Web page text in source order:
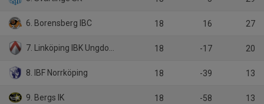
6. Borensberg IBC 18 16 27
7. Linköping IBK Ungdom U-lag 18 -17 20
8. IBF Norrköping 18 -39 13
9. Bergs IK 18 -58 13